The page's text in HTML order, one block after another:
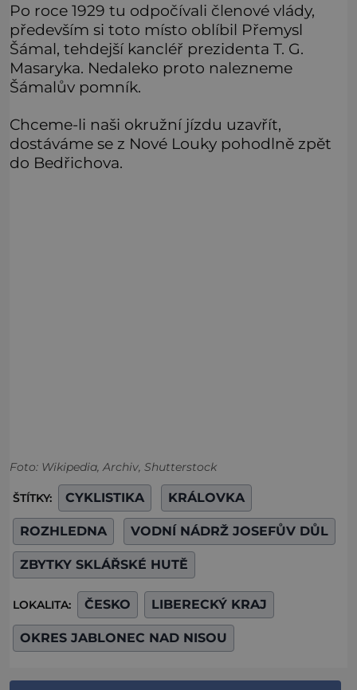
Po roce 1929 tu odpočívali členové vlády,
především si toto místo oblíbil Přemysl
Šámal, tehdejší kancléř prezidenta T. G.
Masaryka. Nedaleko proto nalezneme
Šámalův pomník.
Chceme-li naši okružní jízdu uzavřít,
dostáváme se z Nové Louky pohodlně zpět
do Bedřichova.
Foto: Wikipedia, Archiv, Shutterstock
ŠTÍTKY: CYKLISTIKA KRÁLOVKA
ROZHLEDNA VODNÍ NÁDRŽ JOSEFŮV DŮL
ZBYTKY SKLÁŘSKÉ HUTĚ
LOKALITA: ČESKO LIBERECKÝ KRAJ
OKRES JABLONEC NAD NISOU